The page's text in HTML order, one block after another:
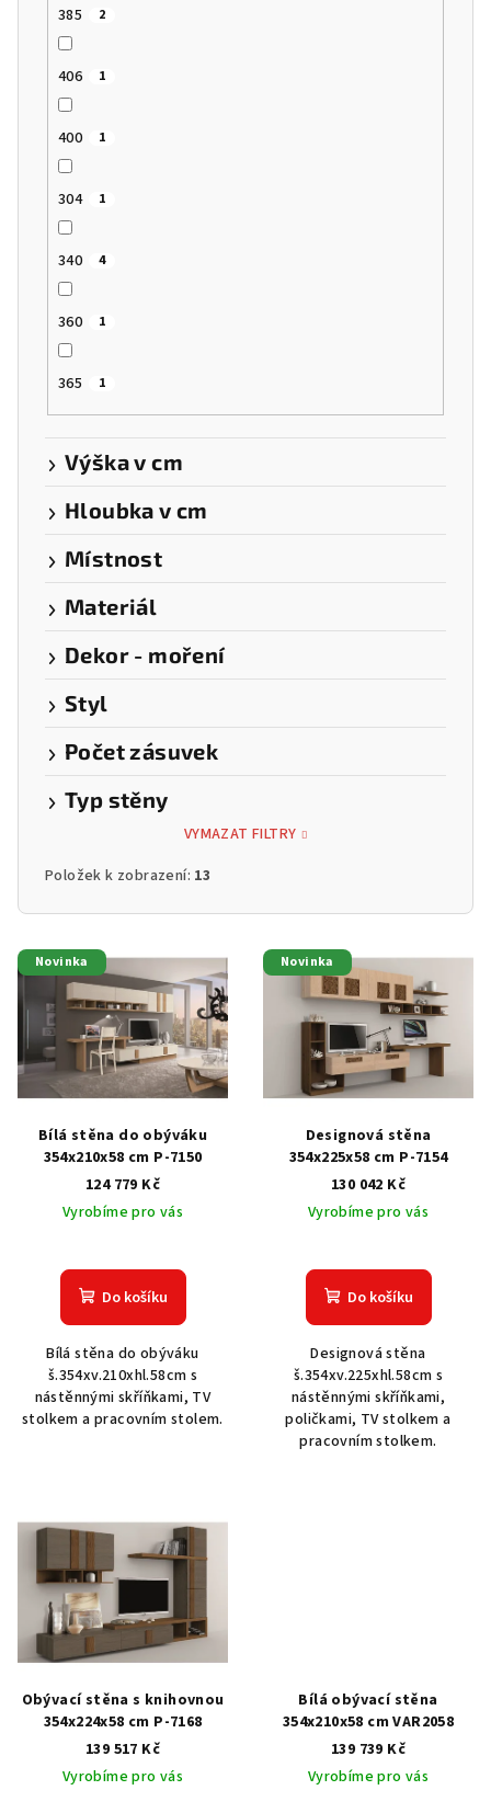
385 2
406 1
400 1
304 1
340 4
360 1
365 1
Výška v cm
Hloubka v cm
Místnost
Materiál
Dekor - moření
Styl
Počet zásuvek
Typ stěny
VYMAZAT FILTRY
Položek k zobrazení: 13
V
ý
p
s
p
Novinka
Bílá stěna do obýváku
354x210x58 cm P-7150
124 779 Kč
Vyrobíme pro vás
Do košíku
Bílá stěna do obýváku
š.354xv.210xhl.58cm s
nástěnnými skříňkami, TV
stolkem a pracovním stolem.
Novinka
Designová stěna
354x225x58 cm P-7154
130 042 Kč
Vyrobíme pro vás
Do košíku
Designová stěna
š.354xv.225xhl.58cm s
nástěnnými skříňkami,
poličkami, TV stolkem a
pracovním stolkem.
Obývací stěna s knihovnou
354x224x58 cm P-7168
139 517 Kč
Vyrobíme pro vás
Bílá obývací stěna
354x210x58 cm VAR2058
139 739 Kč
Vyrobíme pro vás